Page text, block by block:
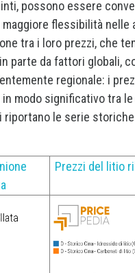
possono essere
flessibilità nelle
tra i loro prezzi, che
parte da fattori globali,
regionale: i
modo significativo tra
riportano le serie
Prezzi del litio